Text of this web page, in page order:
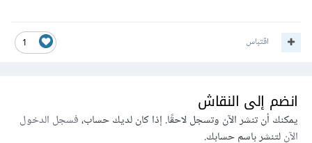
1 اقتباس
انضم إلى النقاش
يمكنك أن تنشر الآن وتسجل لاحقًا. إذا كان لديك حساب،فسجل الدخول
الآنلتنشر باسم حسابك.